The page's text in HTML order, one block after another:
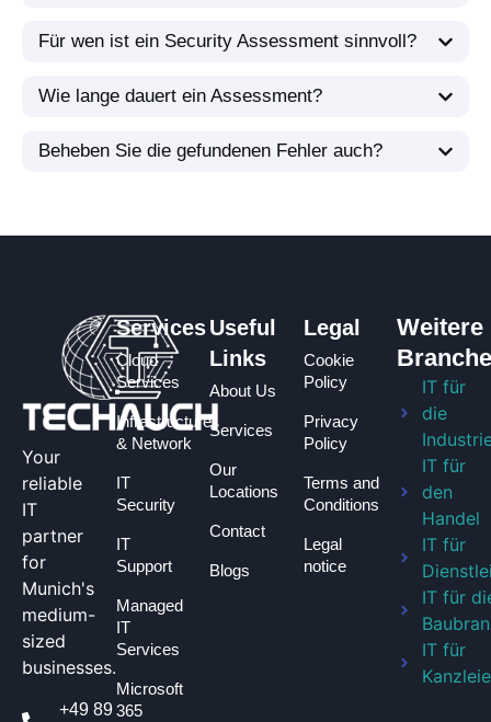
Für wen ist ein Security Assessment sinnvoll?
Wie lange dauert ein Assessment?
Beheben Sie die gefundenen Fehler auch?
Your
reliable
IT
partner
for
Munich's
medium-
sized
businesses.
+49 89
Services
Cloud
Services
Infrastructure
& Network
IT
Security
IT
Support
Managed
IT
Services
Microsoft
365
Useful
Links
About Us
Services
Our
Locations
Contact
Blogs
Legal
Cookie
Policy
Privacy
Policy
Terms and
Conditions
Legal
notice
Weitere
IT für
die
IT für
den
Handel
IT für
IT für
IT für